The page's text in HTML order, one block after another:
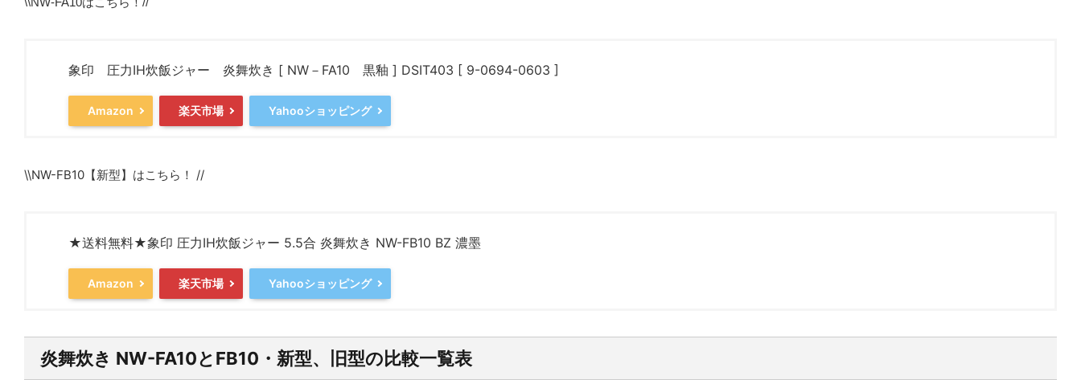
象印 圧力IH炊飯ジャー 炎舞炊き [ NW－FA10 黒釉 ] DSIT403 [ 9-0694-0603 ]
Amazon 楽天市場 Yahooショッピング
\\NW-FB10【新型】はこちら！ //
★送料無料★象印 圧力IH炊飯ジャー 5.5合 炎舞炊き NW-FB10 BZ 濃墨
Amazon 楽天市場 Yahooショッピング
炎舞炊き NW-FA10とFB10・新型、旧型の比較一覧表